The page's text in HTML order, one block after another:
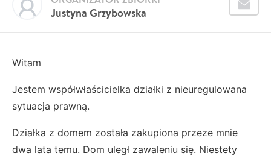
Justyna Grzybowska
Witam
Jestem współwłaścicielka działki z nieuregulowana
sytuacja prawną.
Działka z domem została zakupiona przeze mnie
dwa lata temu. Dom uległ zawaleniu się. Niestety